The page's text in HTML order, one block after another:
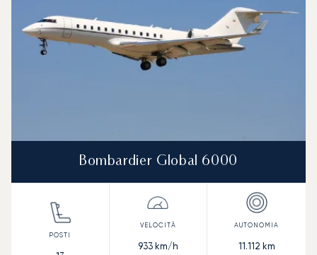
Bombardier Global 6000
933km/h 11.112 km